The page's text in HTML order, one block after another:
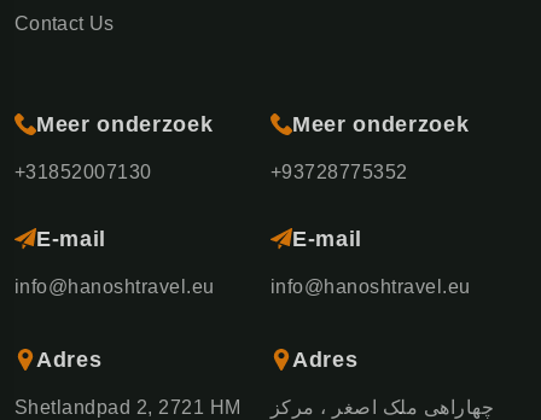
Contact Us
Meer onderzoek
+31852007130
E-mail
info@hanoshtravel.eu
Adres
Shetlandpad 2, 2721 HM
Meer onderzoek
+93728775352
E-mail
info@hanoshtravel.eu
Adres
چهاراهی ملک اصغر ، مرکز